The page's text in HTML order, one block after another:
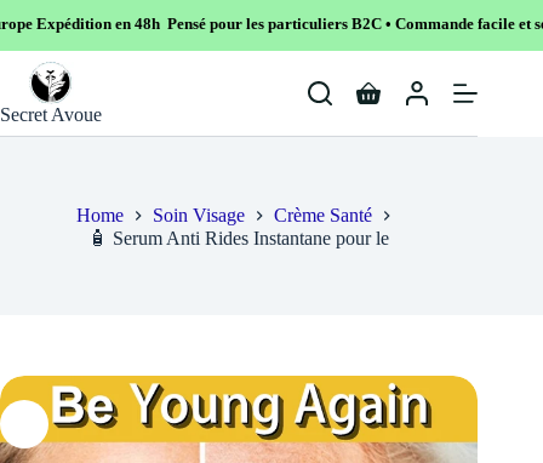
en 48h Pensé pour les particuliers B2C • Commande facile et sécurisé
content
Secret Avoue
Shopping
Home Soin Visage
Crème Santé
🧴 Serum Anti Rides Instantane pour le